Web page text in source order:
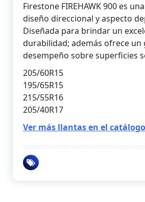
Firestone FIREHAWK 900 es
diseño direccional y aspecto
Diseñada para brindar un
durabilidad; además ofrece un
desempeño sobre superficies
205/60R15
195/65R15
215/55R16
205/40R17
Ver más llantas en el catálogo